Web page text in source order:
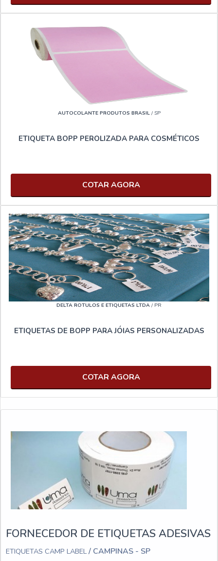
AUTOCOLANTE PRODUTOS BRASIL/ SP
ETIQUETA BOPP PEROLIZADA PARA COSMÉTICOS
COTAR AGORA
DELTA ROTULOS E ETIQUETAS LTDA / PR
ETIQUETAS DE BOPP PARA JÓIAS PERSONALIZADAS
COTAR AGORA
FORNECEDOR DE ETIQUETAS ADESIVAS
ETIQUETAS CAMP LABEL / CAMPINAS - SP